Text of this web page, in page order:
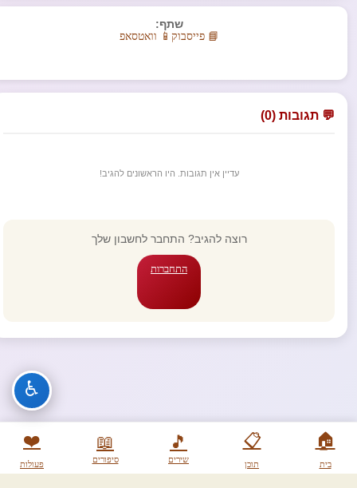
🏠
בית
📋
תוכן
🎵
שירים
📖
סיפורים
❤️
פעולות
שתף:
📘 פייסבוק 📱 וואטסאפ
💬 תגובות (0)
עדיין אין תגובות. היו הראשונים להגיב!
רוצה להגיב? התחבר לחשבון שלך
התחברות
♿